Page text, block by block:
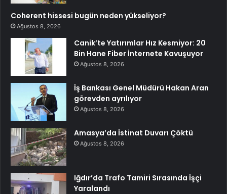
Coherent hissesi bugün neden yükseliyor?
Ağustos 8, 2026
Canik’te Yatırımlar Hız Kesmiyor: 20
Bin Hane Fiber İnternete Kavuşuyor
Ağustos 8, 2026
İş Bankası Genel Müdürü Hakan Aran
görevden ayrılıyor
Ağustos 8, 2026
Amasya’da İstinat Duvarı Çöktü
Ağustos 8, 2026
Iğdır’da Trafo Tamiri Sırasında İşçi
Yaralandı